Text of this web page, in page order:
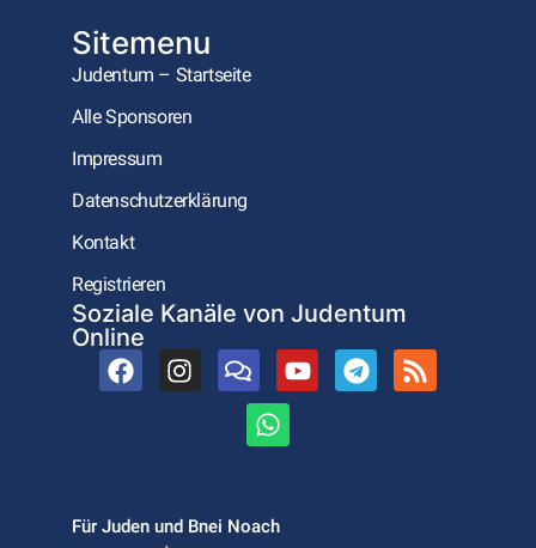
Sitemenu
Judentum – Startseite
Alle Sponsoren
Impressum
Datenschutzerklärung
Kontakt
Registrieren
Soziale Kanäle von Judentum
Online
Für Juden und Bnei Noach